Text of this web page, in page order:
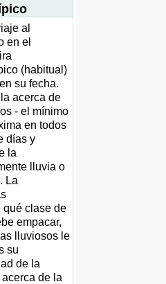
al
en el
(habitual)
su fecha.
acerca de
- el mínimo
en todos
días y
la
lluvia o
La
qué clase de
empacar,
lluviosos le
su
de la
de la